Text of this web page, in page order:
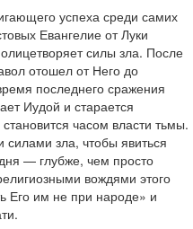
успеха среди самих
Евангелие от Луки
силы зла. После
отошел от Него до
последнего сражения
Иудой и старается
часом власти тьмы.
силами зла, чтобы явиться
— глубже, чем просто
вождями этого
Его им не при народе» и